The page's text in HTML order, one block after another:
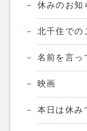
休みのお知
北千住での
名前を言っ
映画
本日は休み